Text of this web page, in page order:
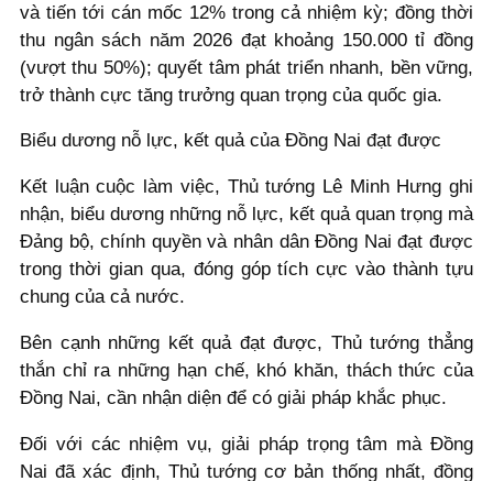
và tiến tới cán mốc 12% trong cả nhiệm kỳ; đồng thời
thu ngân sách năm 2026 đạt khoảng 150.000 tỉ đồng
(vượt thu 50%); quyết tâm phát triển nhanh, bền vững,
trở thành cực tăng trưởng quan trọng của quốc gia.
Biểu dương nỗ lực, kết quả của Đồng Nai đạt được
Kết luận cuộc làm việc, Thủ tướng Lê Minh Hưng ghi
nhận, biểu dương những nỗ lực, kết quả quan trọng mà
Đảng bộ, chính quyền và nhân dân Đồng Nai đạt được
trong thời gian qua, đóng góp tích cực vào thành tựu
chung của cả nước.
Bên cạnh những kết quả đạt được, Thủ tướng thẳng
thắn chỉ ra những hạn chế, khó khăn, thách thức của
Đồng Nai, cần nhận diện để có giải pháp khắc phục.
Đối với các nhiệm vụ, giải pháp trọng tâm mà Đồng
Nai đã xác định, Thủ tướng cơ bản thống nhất, đồng